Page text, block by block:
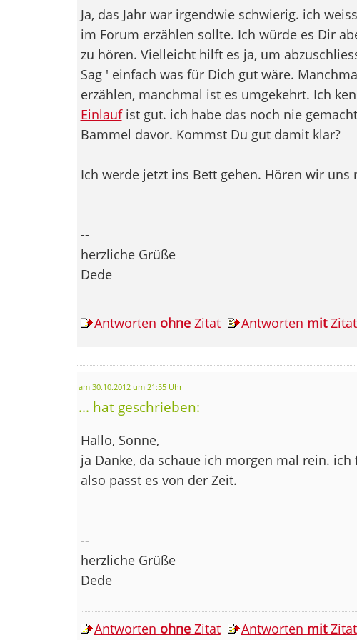
Ja, das Jahr war irgendwie schwierig. ich
im Forum erzählen sollte. Ich würde es Dir
zu hören. Vielleicht hilft es ja, um
Sag ' einfach was für Dich gut wäre.
erzählen, manchmal ist es umgekehrt. Ich
Einlaufist gut. ich habe das noch nie
Bammel davor. Kommst Du gut damit klar?
Ich werde jetzt ins Bett gehen. Hören wir uns
--
herzliche Grüße
Dede
Antworten ohneZitat Antworten mitZitat
am 30.10.2012 um 21:55 Uhr
... hat geschrieben:
Hallo, Sonne,
ja Danke, da schaue ich morgen mal rein. ich
also passt es von der Zeit.
--
herzliche Grüße
Dede
Antworten ohneZitat Antworten mitZitat